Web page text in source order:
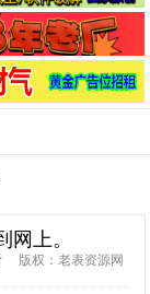
上。
版权：老表资源网